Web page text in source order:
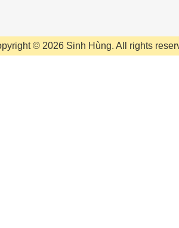
© 2026 Sinh Hùng. All rights